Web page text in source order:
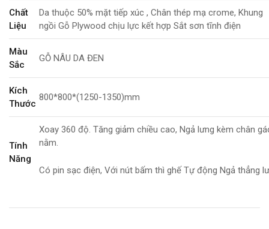
Chất
Liệu
Da thuộc 50% mặt tiếp xúc , Chân thép mạ crome, Khung
ngồi Gỗ Plywood chịu lực kết hợp Sắt sơn tĩnh điện
Màu
Sắc
GỖ NÂU DA ĐEN
Kích
Thước
800*800*(1250-1350)mm
Tính
Năng
Xoay 360 độ. Tăng giảm chiều cao, Ngả lưng kèm chân
nằm.
Có pin sạc điện, Với nút bấm thì ghế Tự động Ngả thẳng
12 tháng tất cả lỗi kỹ thuật